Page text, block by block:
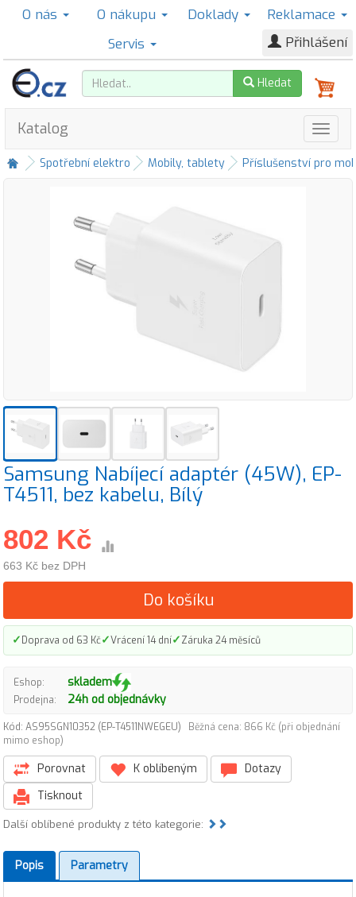
O nás O nákupu Doklady
Reklamace
Servis
Přihlášení
Hledat
Katalog
Spotřební elektro Mobily, tablety Příslušenství pro
Samsung Nabíjecí adaptér (45W), EP-
T4511, bez kabelu, Bílý
802 Kč
663 Kč bez DPH
Do košíku
✓Doprava od 63 Kč✓Vrácení 14 dní✓Záruka 24 měsíců
Eshop: skladem
Prodejna: 24h od objednávky
Kód: AS95SGN10352 (EP-T4511NWEGEU)
Běžná cena: 866 Kč (při objednání
mimo eshop)
Porovnat K oblíbeným
Dotazy
Tisknout
Další oblíbené produkty z této kategorie:
Popis Parametry